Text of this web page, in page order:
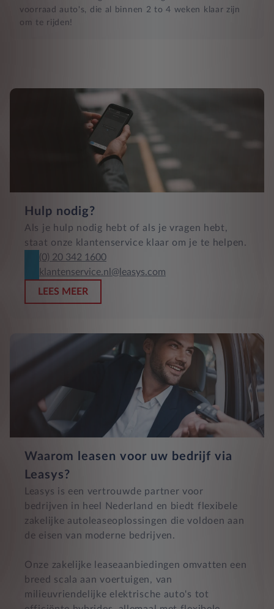
voorraad auto's, die al binnen 2 to 4 weken klaar zijn
om te rijden!
Hulp nodig?
Als je hulp nodig hebt of als je vragen hebt,
staat onze klantenservice klaar om je te helpen.
(0) 20 342 1600
klantenservice.nl@leasys.com
LEES MEER
Waarom leasen voor uw bedrijf via
Leasys?
Leasys is een vertrouwde partner voor
bedrijven in heel Nederland en biedt flexibele
zakelijke autoleaseoplossingen die voldoen aan
de eisen van moderne bedrijven.
Onze zakelijke leaseaanbiedingen omvatten een
breed scala aan voertuigen, van
milieuvriendelijke elektrische auto's tot